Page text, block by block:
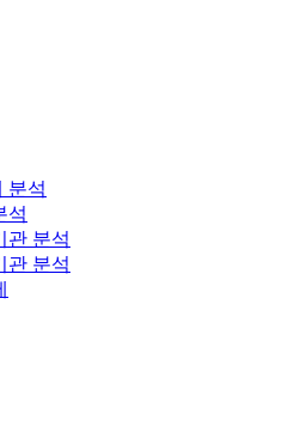
분석
석
관 분석
관 분석